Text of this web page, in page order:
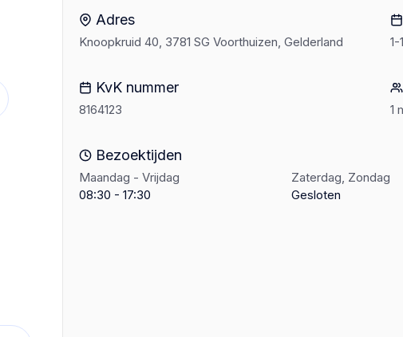
Adres
Knoopkruid 40, 3781 SG Voorthuizen, Gelderland 1-
KvK nummer
8164123 1
Bezoektijden
Maandag - Vrijdag
08:30 - 17:30
Zaterdag, Zondag
Gesloten